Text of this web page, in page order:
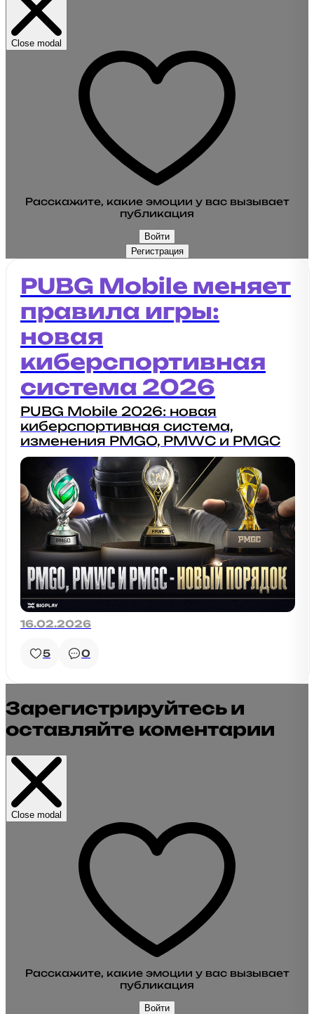
Close modal
Расскажите, какие эмоции у вас вызывает
публикация
Войти
Регистрация
PUBG Mobile меняет
правила игры:
новая
киберспортивная
система 2026
PUBG Mobile 2026: новая
киберспортивная система,
изменения PMGO, PMWC и PMGC
16.02.2026
5 0
Зарегистрируйтесь и
оставляйте коментарии
Close modal
Расскажите, какие эмоции у вас вызывает
публикация
Войти